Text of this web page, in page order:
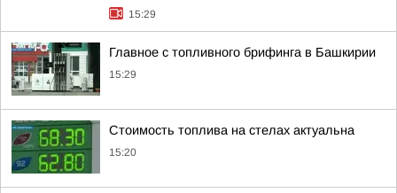
15:29
Главное с топливного брифинга в Башкирии
15:29
Стоимость топлива на стелах актуальна
15:20